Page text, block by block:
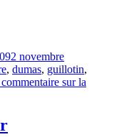
2 novembre
, dumas, guillotin,
sur la